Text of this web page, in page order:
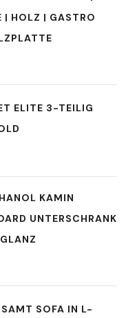
HOLZ | GASTRO
ELITE 3-TEILIG
KAMIN
UNTERSCHRANK
SOFA IN L-